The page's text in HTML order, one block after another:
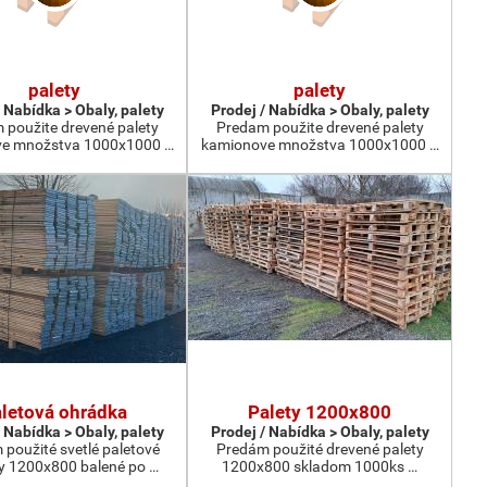
palety
> Obaly, palety
použite drevené palety
množstva 1000x1000 …
palety
Prodej / Nabídka > Obaly, palety
Predam použite drevené palety
kamionove množstva 1000x1000 …
ohrádka
> Obaly, palety
použité svetlé paletové
1200x800 balené po …
Palety 1200x800
Prodej / Nabídka > Obaly, palety
Predám použité drevené palety
1200x800 skladom 1000ks …